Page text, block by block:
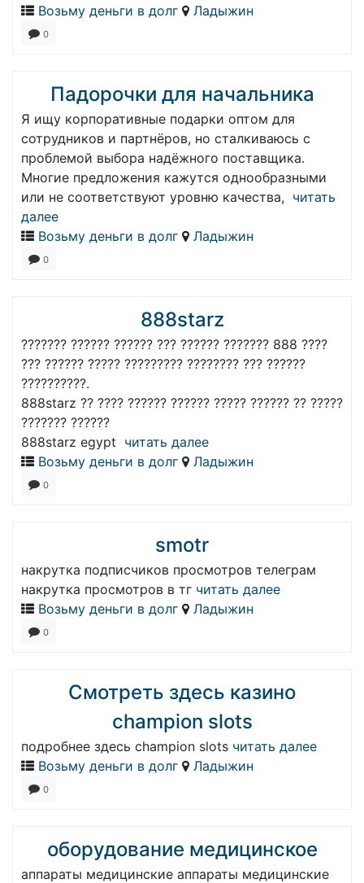
Возьму деньги в долг Ладыжин
0
Падорочки для начальника
Я ищу корпоративные подарки оптом для
сотрудников и партнёров, но сталкиваюсь с
проблемой выбора надёжного поставщика.
Многие предложения кажутся однообразными
или не соответствуют уровню качества, читать
далее
Возьму деньги в долг
Ладыжин
0
888starz
??????? ?????? ?????? ??? ?????? ??????? 888 ????
??? ?????? ????? ????????? ???????? ??? ??????
??????????.
888starz ?? ???? ?????? ?????? ????? ?????? ?? ?????
??????? ??????
888starz egypt читать далее
Возьму деньги в долг
Ладыжин
0
smotr
накрутка подписчиков просмотров телеграм
накрутка просмотров в тг читать далее
Возьму деньги в долг
Ладыжин
0
Смотреть здесь казино
champion slots
подробнее здесь champion slots читать далее
Возьму деньги в долг
Ладыжин
0
оборудование медицинское
аппараты медицинские аппараты медицинские